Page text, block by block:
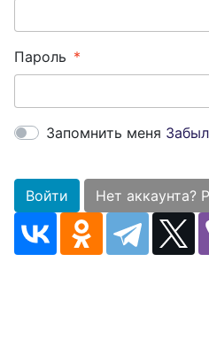
Пароль
Запомнить меня
Войти Нет аккаунта?